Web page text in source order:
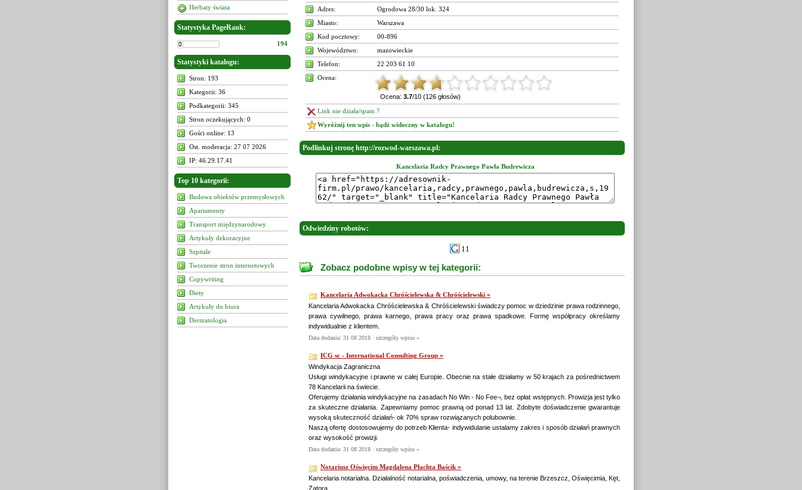
Herbaty świata
Statystyka PageRank:
194
Statystyki katalogu:
Stron: 193
Kategorii: 36
Podkategorii: 345
Stron oczekujących: 0
Gości online: 13
Ost. moderacja: 27 07 2026
IP: 46.29.17.41
Top 10 kategorii:
Budowa obiektów przemysłowych
Apartamenty
Transport międzynarodowy
Artykuły dekoracyjne
Szpitale
Tworzenie stron internetowych
Copywriting
Diety
Artykuły do biura
Dermatologia
Adres:
Ogrodowa 28/30 lok. 324
Miasto:
Warszawa
Kod pocztowy:
00-896
Województwo:
mazowieckie
Telefon:
22 203 61 10
Ocena:
Ocena: 3.7/10 (126 głosów)
Link nie działa/spam ?
Wyróżnij ten wpis - bądź widoczny w katalogu!
Podlinkuj stronę http://rozwod-warszawa.pl:
Kancelaria Radcy Prawnego Pawła Budrewicza
Odwiedziny robotów:
11
Zobacz podobne wpisy w tej kategorii:
Kancelaria Adwokacka Chróścielewska & Chróścielewski »
Kancelaria Adwokacka Chróścielewska & Chróścielewski świadczy pomoc w dziedzinie prawa rodzinnego,
prawa cywilnego, prawa karnego, prawa pracy oraz prawa spadkowe. Formę współpracy określamy
indywidualnie z klientem.
Data dodania: 31 08 2018 · szczegóły wpisu »
ICG sc - International Consulting Group »
Windykacja Zagraniczna
Usługi windykacyjne i prawne w całej Europie. Obecnie na stałe działamy w 50 krajach za pośrednictwem
78 Kancelarii na świecie.
Oferujemy działania windykacyjne na zasadach No Win - No Fee¬, bez opłat wstępnych. Prowizja jest tylko
za skuteczne działania. Zapewniamy pomoc prawną od ponad 13 lat. Zdobyte doświadczenie gwarantuje
wysoką skuteczność działań- ok 70% spraw rozwiązanych polubownie.
Naszą ofertę dostosowujemy do potrzeb Klienta- indywidulanie ustalamy zakres i sposób działań prawnych
oraz wysokość prowizji.
Data dodania: 31 08 2018 · szczegóły wpisu »
Notariusz Oświęcim Magdalena Płachta Baścik »
Kancelaria notarialna. Działalność notarialna, poświadczenia, umowy, na terenie Brzeszcz, Oświęcimia, Kęt,
Zatora.